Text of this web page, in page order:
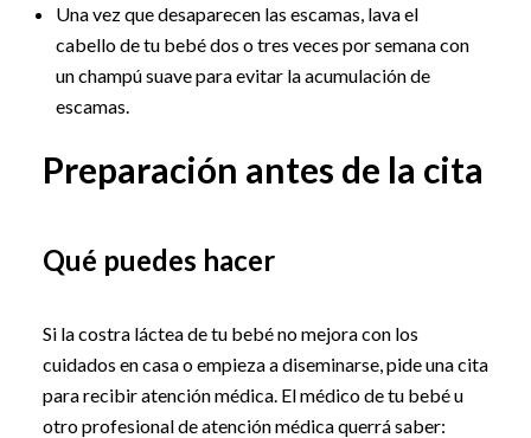
Una vez que desaparecen las escamas, lava el
cabello de tu bebé dos o tres veces por semana con
un champú suave para evitar la acumulación de
escamas.
Preparación antes de la cita
Qué puedes hacer
Si la costra láctea de tu bebé no mejora con los
cuidados en casa o empieza a diseminarse, pide una cita
para recibir atención médica. El médico de tu bebé u
otro profesional de atención médica querrá saber: